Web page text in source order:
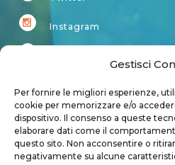
Gestisci
Per fornire le migliori esperienze,
cookie per memorizzare e/o
dispositivo. Il consenso a queste
elaborare dati come il
questo sito. Non acconsentire o
negativamente su alcune
Instagram
Account
Login